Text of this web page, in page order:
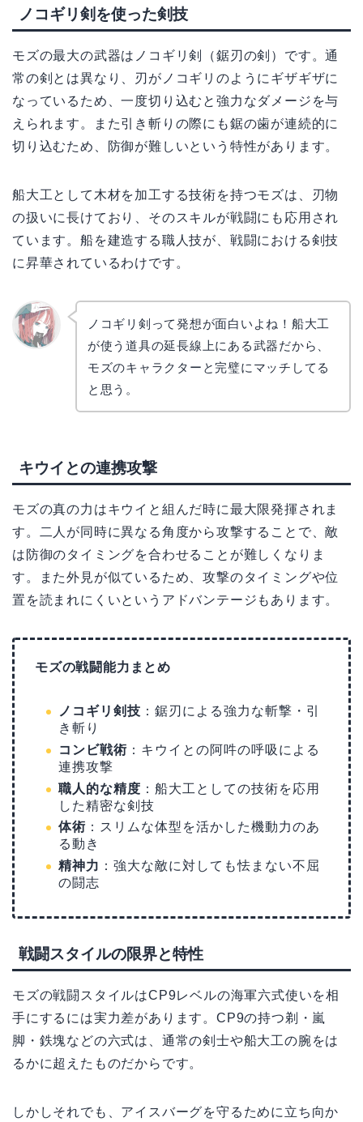
ノコギリ剣を使った剣技
モズの最大の武器はノコギリ剣（鋸刃の剣）です。通
常の剣とは異なり、刃がノコギリのようにギザギザに
なっているため、一度切り込むと強力なダメージを与
えられます。また引き斬りの際にも鋸の歯が連続的に
切り込むため、防御が難しいという特性があります。
船大工として木材を加工する技術を持つモズは、刃物
の扱いに長けており、そのスキルが戦闘にも応用され
ています。船を建造する職人技が、戦闘における剣技
に昇華されているわけです。
ノコギリ剣って発想が面白いよね！船大工
が使う道具の延長線上にある武器だから、
モズのキャラクターと完璧にマッチしてる
と思う。
キウイとの連携攻撃
モズの真の力はキウイと組んだ時に最大限発揮されま
す。二人が同時に異なる角度から攻撃することで、敵
は防御のタイミングを合わせることが難しくなりま
す。また外見が似ているため、攻撃のタイミングや位
置を読まれにくいというアドバンテージもあります。
モズの戦闘能力まとめ
ノコギリ剣技 ：鋸刃による強力な斬撃・引
き斬り
コンビ戦術 ：キウイとの阿吽の呼吸による
連携攻撃
職人的な精度 ：船大工としての技術を応用
した精密な剣技
体術 ：スリムな体型を活かした機動力のあ
る動き
精神力 ：強大な敵に対しても怯まない不屈
の闘志
戦闘スタイルの限界と特性
モズの戦闘スタイルはCP9レベルの海軍六式使いを相
手にするには実力差があります。CP9の持つ剃・嵐
脚・鉄塊などの六式は、通常の剣士や船大工の腕をは
るかに超えたものだからです。
しかしそれでも、アイスバーグを守るために立ち向か